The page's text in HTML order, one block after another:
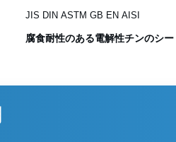
JIS DIN ASTM GB EN AISI
腐食耐性のある電解性チンのシー